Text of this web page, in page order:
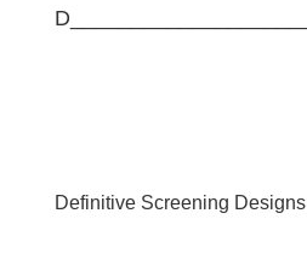
D____________________
Definitive Screening Designs